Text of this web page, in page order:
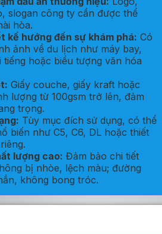
slogan công ty cần được thể
hòa.
kế hướng đến sự khám phá: Có
ảnh về du lịch như máy bay,
tiếng hoặc biểu tượng văn hóa
Giấy couche, giấy kraft hoặc
lượng từ 100gsm trở lên, đảm
trọng.
Tùy mục đích sử dụng, có thể
biến như C5, C6, DL hoặc thiết
lượng cao: Đảm bảo chi tiết
bị nhòe, lệch màu; đường
không bong tróc.